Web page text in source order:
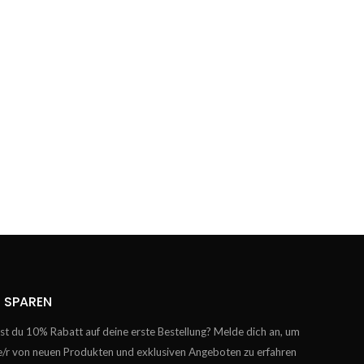
du 10% Rabatt auf deine erste Bestellung? Melde dich an, um
r von neuen Produkten und exklusiven Angeboten zu erfahren